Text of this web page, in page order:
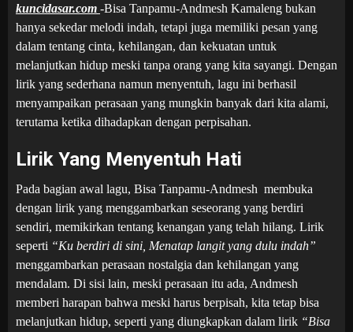
kuncidasar.com -Bisa Tanpamu-Andmesh Kamaleng bukan
hanya sekedar melodi indah, tetapi juga memiliki pesan yang
dalam tentang cinta, kehilangan, dan kekuatan untuk
melanjutkan hidup meski tanpa orang yang kita sayangi. Dengan
lirik yang sederhana namun menyentuh, lagu ini berhasil
menyampaikan perasaan yang mungkin banyak dari kita alami,
terutama ketika dihadapkan dengan perpisahan.
Lirik Yang Menyentuh Hati
Pada bagian awal lagu, Bisa Tanpamu-Andmesh membuka
dengan lirik yang menggambarkan seseorang yang berdiri
sendiri, memikirkan tentang kenangan yang telah hilang. Lirik
seperti “Ku berdiri di sini, Menatap langit yang dulu indah”
menggambarkan perasaan nostalgia dan kehilangan yang
mendalam. Di sisi lain, meski perasaan itu ada, Andmesh
memberi harapan bahwa meski harus berpisah, kita tetap bisa
melanjutkan hidup, seperti yang diungkapkan dalam lirik “Bisa